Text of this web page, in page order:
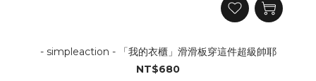
- simpleaction - 「我的衣櫃」滑滑板穿這件超級帥耶
NT$680